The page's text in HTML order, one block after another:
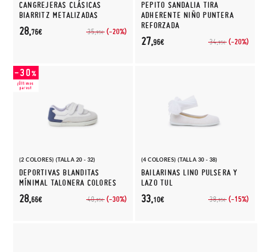
CANGREJERAS CLÁSICAS
BIARRITZ METALIZADAS
35,95€ (-20%)
28,76€
PEPITO SANDALIA TIRA
ADHERENTE NIÑO PUNTERA
REFORZADA
34,95€ (-20%)
27,96€
(2 COLORES) (TALLA 20 - 32)
DEPORTIVAS BLANDITAS
MÍNIMAL TALONERA COLORES
40,95€ (-30%)
28,66€
(4 COLORES) (TALLA 30 - 38)
BAILARINAS LINO PULSERA Y
LAZO TUL
38,95€ (-15%)
33,10€